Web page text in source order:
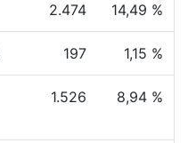
2.474 14,49 %
197 1,15 %
1.526 8,94 %